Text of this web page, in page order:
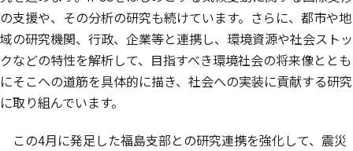
の支援や、その分析の研究も続けています。さらに、都市や地
域の研究機関、行政、企業等と連携し、環境資源や社会ストッ
クなどの特性を解析して、目指すべき環境社会の将来像ととも
にそこへの道筋を具体的に描き、社会への実装に貢献する研究
に取り組んでいます。
この4月に発足した福島支部との研究連携を強化して、震災